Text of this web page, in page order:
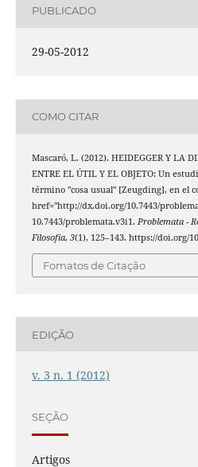
PUBLICADO
29-05-2012
COMO CITAR
Mascaró, L. (2012). HEIDEGGER Y LA
ENTRE EL ÚTIL Y EL OBJETO: Un
término "cosa usual" [Zeugding], en el
href="http://dx.doi.org/10.7443/
10.7443/problemata.v3i1. Problemata -
Filosofia, 3(1), 125–143. https://doi.org/
Fomatos de Citação
EDIÇÃO
v. 3 n. 1 (2012)
SEÇÃO
Artigos